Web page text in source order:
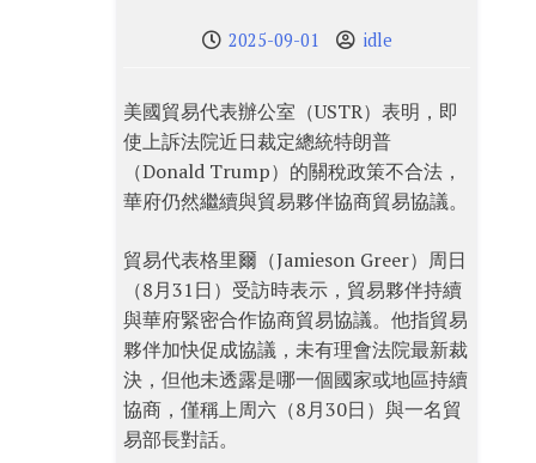
2025-09-01 idle
美國貿易代表辦公室（USTR）表明，即
使上訴法院近日裁定總統特朗普
（Donald Trump）的關稅政策不合法，
華府仍然繼續與貿易夥伴協商貿易協議。
貿易代表格里爾（Jamieson Greer）周日
（8月31日）受訪時表示，貿易夥伴持續
與華府緊密合作協商貿易協議。他指貿易
夥伴加快促成協議，未有理會法院最新裁
決，但他未透露是哪一個國家或地區持續
協商，僅稱上周六（8月30日）與一名貿
易部長對話。